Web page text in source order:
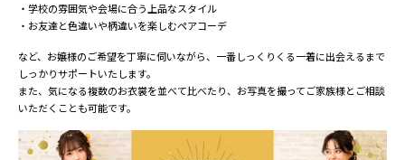
・学校の雰囲気や会場に合う上品なスタイル
・お友達と色違いや柄違いを楽しむペアコーデ
など、お嬢様のご希望を丁寧に伺いながら、一番しっくりくる一着に出会えるまで
しっかりサポートいたします。
また、気になる複数のお衣裳を並べて比べたり、お写真を撮ってご家族様とご相談
いただくことも可能です。